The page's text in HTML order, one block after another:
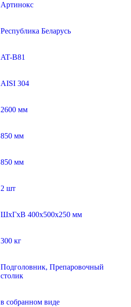
Артинокс
Республика Беларусь
AT-B81
AISI 304
2600 мм
850 мм
850 мм
2 шт
ШхГхВ 400х500х250 мм
300 кг
Подголовник, Препаровочный
столик
в собранном виде